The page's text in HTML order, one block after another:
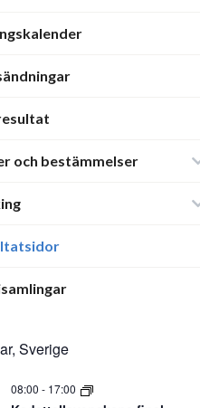
och bestämmelser
Sverige
08:00 - 17:00